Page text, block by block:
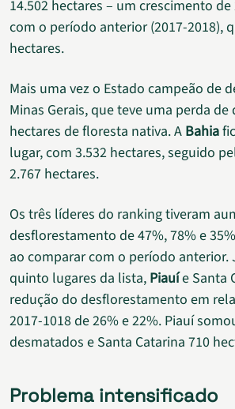
14.502 hectares – um crescimento
com o período anterior (2017-2018),
hectares.
Mais uma vez o Estado campeão de
Minas Gerais, que teve uma perda de
hectares de floresta nativa. A Bahia
lugar, com 3.532 hectares, seguido
2.767 hectares.
Os três líderes do ranking tiveram
desflorestamento de 47%, 78% e
ao comparar com o período anterior.
quinto lugares da lista, Piauíe Santa
redução do desflorestamento em
2017-1018 de 26% e 22%. Piauí
desmatados e Santa Catarina 710
Problema intensificado